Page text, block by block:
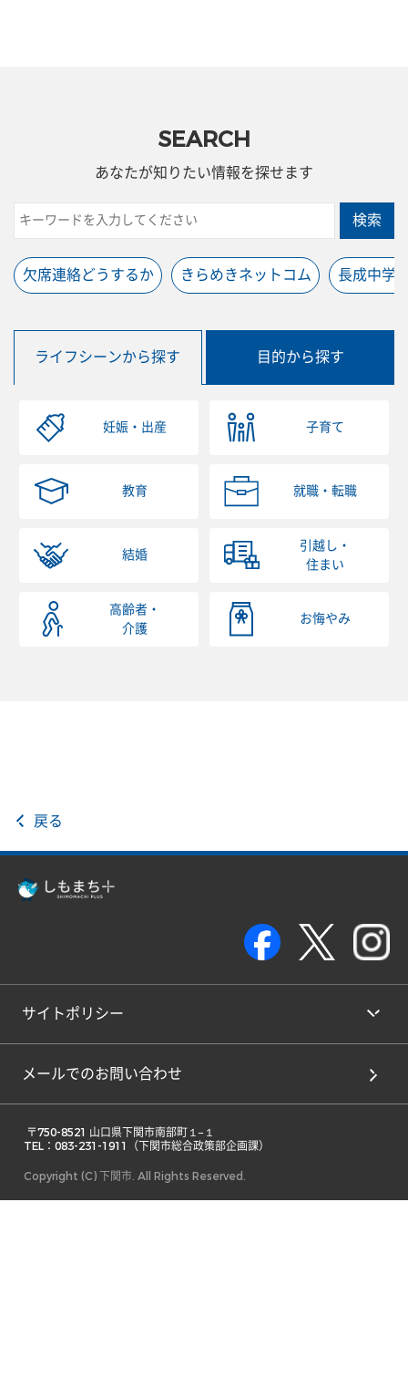
SEARCH
あなたが知りたい情報を探せます
検索
欠席連絡どうするか きらめきネットコム 長成中学
ライフシーンから探す 目的から探す
妊娠・出産 子育て
教育 就職・転職
結婚
引越し・
住まい
高齢者・
介護
お悔やみ
戻る
サイトポリシー
メールでのお問い合わせ
TEL：083-231-1911（下関市総合政策部企画課）
Copyright (C) 下関市. All Rights Reserved.